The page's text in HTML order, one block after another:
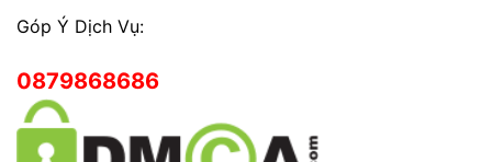
Góp Ý Dịch Vụ:
0879868686